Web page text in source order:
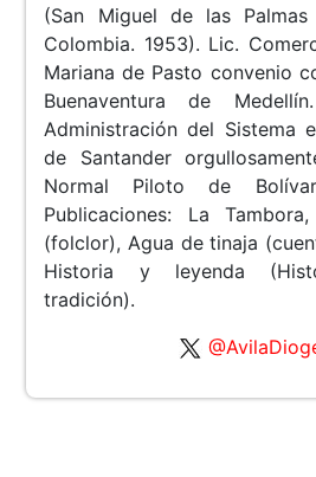
(San Miguel de las Palmas
Colombia. 1953). Lic.
Mariana de Pasto convenio
Buenaventura de
Administración del Sistema
de Santander
Normal Piloto de
Publicaciones: La
(folclor), Agua de tinaja
Historia y leyenda
tradición).